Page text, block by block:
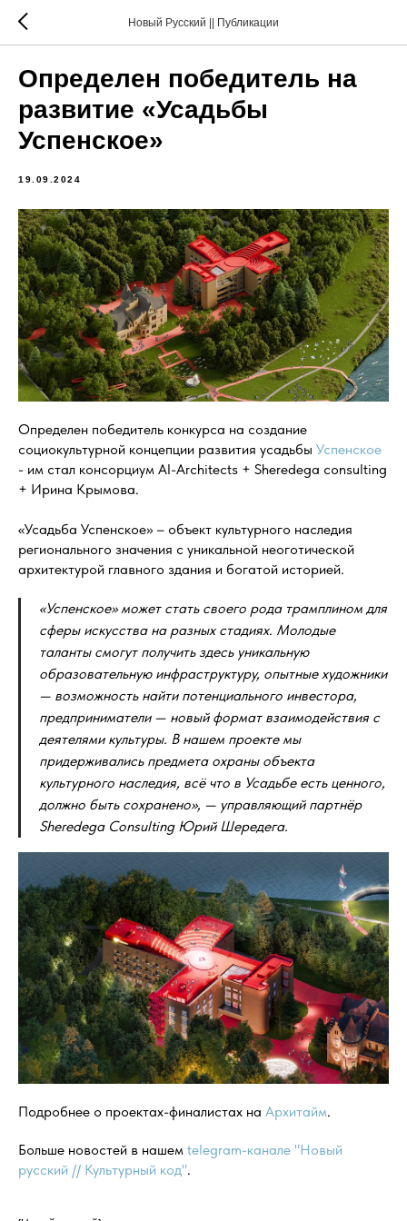
Новый Русский || Публикации
Определен победитель на
развитие «Усадьбы
Успенское»
19.09.2024
Определен победитель конкурса на создание
социокультурной концепции развития усадьбы Успенское
- им стал консорциум AI-Architects + Sheredega consulting
+ Ирина Крымова.
«Усадьба Успенское» – объект культурного наследия
регионального значения с уникальной неоготической
архитектурой главного здания и богатой историей.
«Успенское» может стать своего рода трамплином для
сферы искусства на разных стадиях. Молодые
таланты смогут получить здесь уникальную
образовательную инфраструктуру, опытные художники
— возможность найти потенциального инвестора,
предприниматели — новый формат взаимодействия с
деятелями культуры. В нашем проекте мы
придерживались предмета охраны объекта
культурного наследия, всё что в Усадьбе есть ценного,
должно быть сохранено», — управляющий партнёр
Sheredega Consulting Юрий Шередега.
Подробнее о проектах-финалистах на Архитайм.
Больше новостей в нашем telegram-канале "Новый
русский // Культурный код".